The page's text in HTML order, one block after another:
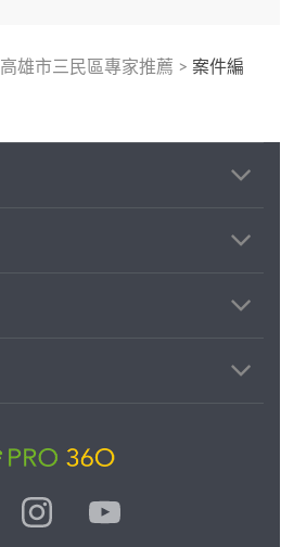
高雄市三民區專家推薦 > 案件編